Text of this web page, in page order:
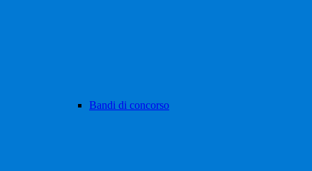
Bandi di concorso